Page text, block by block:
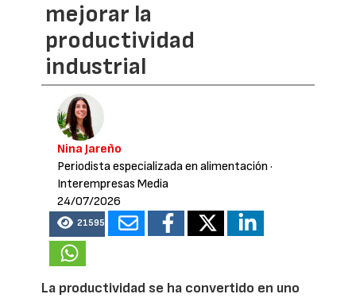
mejorar la
productividad
industrial
Nina Jareño
Periodista especializada en alimentación ·
Interempresas Media
24/07/2026
21595
La productividad se ha convertido en uno